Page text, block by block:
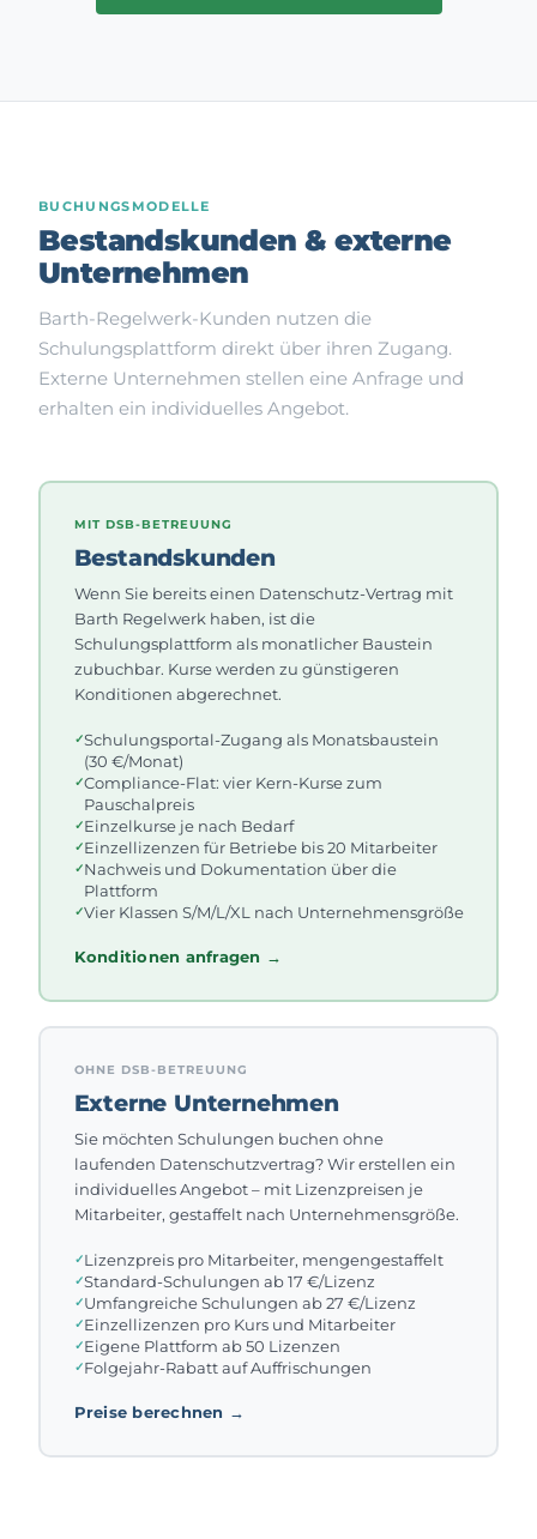
BUCHUNGSMODELLE
Bestandskunden & externe
Unternehmen
Barth-Regelwerk-Kunden nutzen die
Schulungsplattform direkt über ihren Zugang.
Externe Unternehmen stellen eine Anfrage und
erhalten ein individuelles Angebot.
MIT DSB-BETREUUNG
Bestandskunden
Wenn Sie bereits einen Datenschutz-Vertrag mit
Barth Regelwerk haben, ist die
Schulungsplattform als monatlicher Baustein
zubuchbar. Kurse werden zu günstigeren
Konditionen abgerechnet.
Schulungsportal-Zugang als Monatsbaustein
(30 €/Monat)
Compliance-Flat: vier Kern-Kurse zum
Pauschalpreis
Einzelkurse je nach Bedarf
Einzellizenzen für Betriebe bis 20 Mitarbeiter
Nachweis und Dokumentation über die
Plattform
Vier Klassen S/M/L/XL nach Unternehmensgröße
Konditionen anfragen →
OHNE DSB-BETREUUNG
Externe Unternehmen
Sie möchten Schulungen buchen ohne
laufenden Datenschutzvertrag? Wir erstellen ein
individuelles Angebot – mit Lizenzpreisen je
Mitarbeiter, gestaffelt nach Unternehmensgröße.
Lizenzpreis pro Mitarbeiter, mengengestaffelt
Standard-Schulungen ab 17 €/Lizenz
Umfangreiche Schulungen ab 27 €/Lizenz
Einzellizenzen pro Kurs und Mitarbeiter
Eigene Plattform ab 50 Lizenzen
Folgejahr-Rabatt auf Auffrischungen
Preise berechnen →